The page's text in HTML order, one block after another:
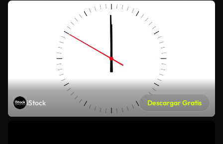
iStock Descargar Gratis